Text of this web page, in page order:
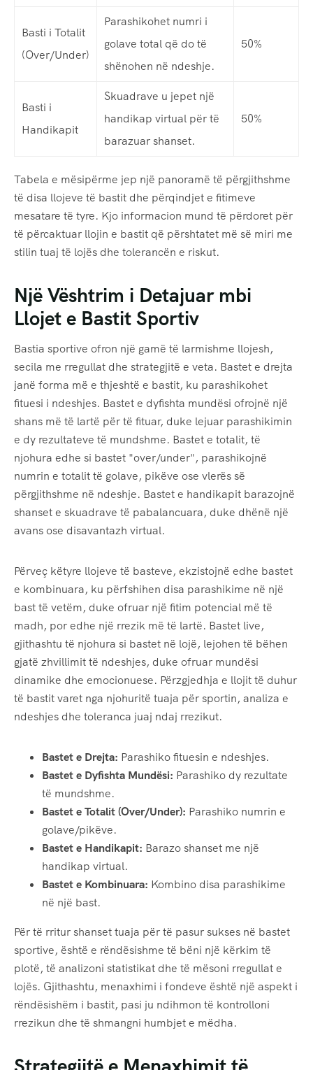
Basti i Totalit
(Over/Under)
Parashikohet numri i
golave total që do të
shënohen në ndeshje.
50%
Basti i
Handikapit
Skuadrave u jepet një
handikap virtual për të
barazuar shanset.
50%
Tabela e mësipërme jep një panoramë të përgjithshme
të disa llojeve të bastit dhe përqindjet e fitimeve
mesatare të tyre. Kjo informacion mund të përdoret për
të përcaktuar llojin e bastit që përshtatet më së miri me
stilin tuaj të lojës dhe tolerancën e riskut.
Një Vështrim i Detajuar mbi
Llojet e Bastit Sportiv
Bastia sportive ofron një gamë të larmishme llojesh,
secila me rregullat dhe strategjitë e veta. Bastet e drejta
janë forma më e thjeshtë e bastit, ku parashikohet
fituesi i ndeshjes. Bastet e dyfishta mundësi ofrojnë një
shans më të lartë për të fituar, duke lejuar parashikimin
e dy rezultateve të mundshme. Bastet e totalit, të
njohura edhe si bastet "over/under", parashikojnë
numrin e totalit të golave, pikëve ose vlerës së
përgjithshme në ndeshje. Bastet e handikapit barazojnë
shanset e skuadrave të pabalancuara, duke dhënë një
avans ose disavantazh virtual.
Përveç këtyre llojeve të basteve, ekzistojnë edhe bastet
e kombinuara, ku përfshihen disa parashikime në një
bast të vetëm, duke ofruar një fitim potencial më të
madh, por edhe një rrezik më të lartë. Bastet live,
gjithashtu të njohura si bastet në lojë, lejohen të bëhen
gjatë zhvillimit të ndeshjes, duke ofruar mundësi
dinamike dhe emocionuese. Përzgjedhja e llojit të duhur
të bastit varet nga njohuritë tuaja për sportin, analiza e
ndeshjes dhe toleranca juaj ndaj rrezikut.
Bastet e Drejta: Parashiko fituesin e ndeshjes.
Bastet e Dyfishta Mundësi: Parashiko dy rezultate
të mundshme.
Bastet e Totalit (Over/Under): Parashiko numrin e
golave/pikëve.
Bastet e Handikapit: Barazo shanset me një
handikap virtual.
Bastet e Kombinuara: Kombino disa parashikime
në një bast.
Për të rritur shanset tuaja për të pasur sukses në bastet
sportive, është e rëndësishme të bëni një kërkim të
plotë, të analizoni statistikat dhe të mësoni rregullat e
lojës. Gjithashtu, menaxhimi i fondeve është një aspekt i
rëndësishëm i bastit, pasi ju ndihmon të kontrolloni
rrezikun dhe të shmangni humbjet e mëdha.